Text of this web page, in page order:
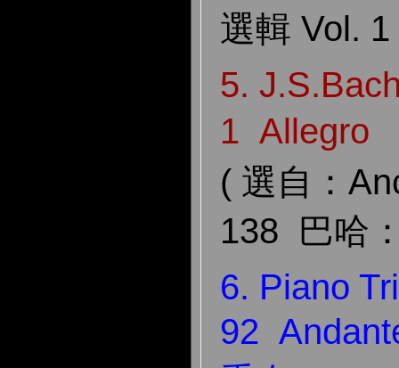
選輯 Vol. 1
5.
1 Allegro
( 選自：
138 巴哈
6. Piano
92